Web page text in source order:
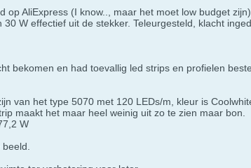
op AliExpress (I know.., maar het moet low budget
W effectief uit de stekker. Teleurgesteld, klacht
bekomen en had toevallig led strips en profielen
van het type 5070 met 120 LEDs/m, kleur is
maakt het maar heel weinig uit zo te zien maar bon.
W